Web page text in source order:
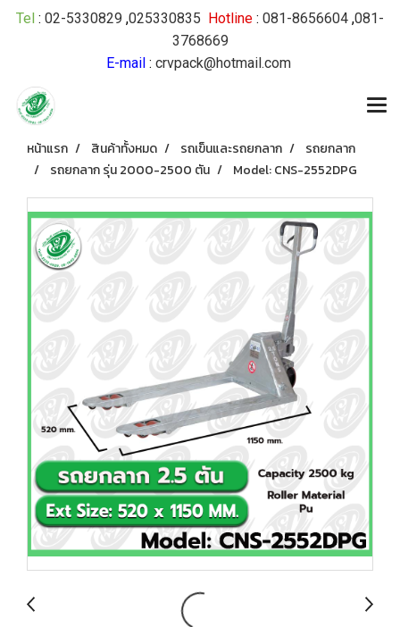
Tel : 02-5330829 ,025330835 Hotline : 081-8656604 ,081-
3768669
E-mail: crvpack@hotmail.com
หน้าแรก สินค้าทั้งหมด รถเข็นและรถยกลาก
รถยกลาก
รถยกลาก รุ่น 2000-2500 ตัน
Model: CNS-2552DPG